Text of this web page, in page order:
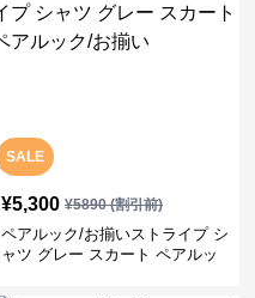
SALE
¥5,300 ¥5890(割引前)
ペアルック/お揃いストライプ シ
ャツ グレー スカート ペアルッ